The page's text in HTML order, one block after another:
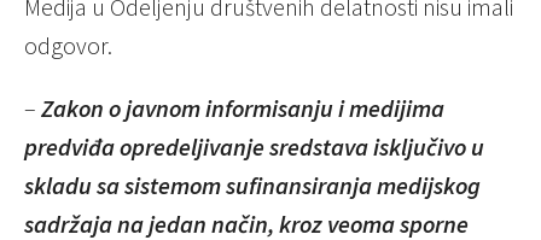
Medija u Odeljenju društvenih delatnosti nisu imali
odgovor.
– Zakon o javnom informisanju i medijima
predviđa opredeljivanje sredstava isključivo u
skladu sa sistemom sufinansiranja medijskog
sadržaja na jedan način, kroz veoma sporne